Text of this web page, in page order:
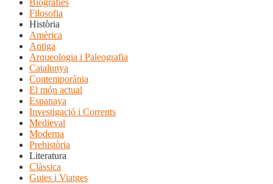
Biografies
Filosofia
Història
Amèrica
Antiga
Arqueologia i Paleografia
Catalunya
Contemporània
El món actual
Espanaya
Investigació i Corrents
Medieval
Moderna
Prehistòria
Literatura
Clàssica
Guies i Viatges